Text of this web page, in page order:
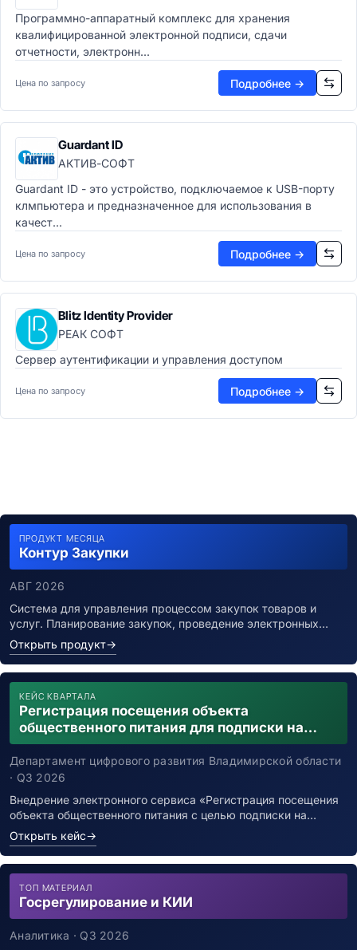
Программно-аппаратный комплекс для хранения
квалифицированной электронной подписи, сдачи
отчетности, электронн...
Цена по запросу Подробнее →
Guardant ID
АКТИВ-СОФТ
Guardant ID - это устройство, подключаемое к USB-порту
клмпьютера и предназначенное для использования в
качест...
Цена по запросу Подробнее →
Blitz Identity Provider
РЕАК СОФТ
Сервер аутентификации и управления доступом
Цена по запросу Подробнее →
ПРОДУКТ МЕСЯЦА
Контур Закупки
АВГ 2026
Система для управления процессом закупок товаров и
услуг. Планирование закупок, проведение электронных…
Открыть продукт→
КЕЙС КВАРТАЛА
Регистрация посещения объекта
общественного питания для подписки на
уведомления о возможном контакте с
заболевшим новой коронавирусной
инфекцией
Департамент цифрового развития Владимирской области
· Q3 2026
Внедрение электронного сервиса «Регистрация посещения
объекта общественного питания с целью подписки на…
Открыть кейс→
ТОП МАТЕРИАЛ
Госрегулирование и КИИ
Аналитика · Q3 2026